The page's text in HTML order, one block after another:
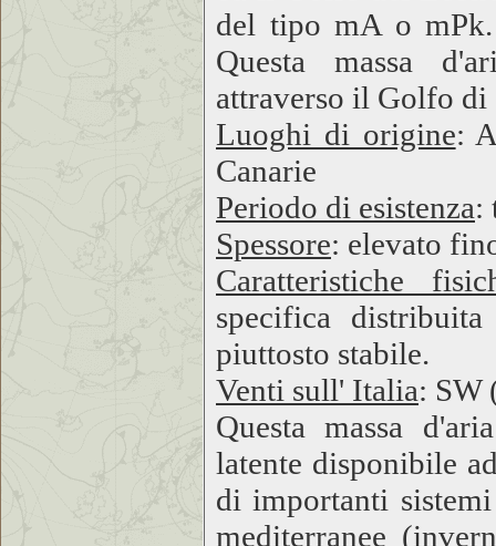
del tipo mA o
Questa massa
attraverso il Golfo di
Luoghi di origine:
Canarie
Periodo di esistenza:
Spessore: elevato
Caratteristiche
specifica
piuttosto stabile.
Venti sull' Italia: SW
Questa massa
latente disponibile
di importanti
mediterranee